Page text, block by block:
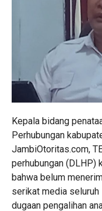
Kepala bidang
Perhubungan
JambiOtoritas.com,
perhubungan (DLHP)
bahwa belum
serikat media
dugaan pengalihan